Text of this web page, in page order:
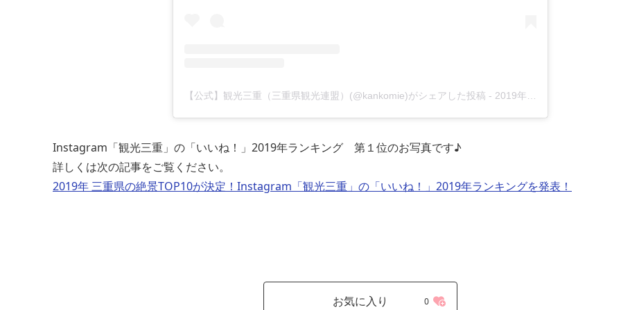
【公式】観光三重（三重県観光連盟）(@kankomie)がシェアした投稿 - 2019年 6月月6日午前4時00分PDT
Instagram「観光三重」の「いいね！」2019年ランキング 第１位のお写真です♪
詳しくは次の記事をご覧ください。
2019年 三重県の絶景TOP10が決定！Instagram「観光三重」の「いいね！」2019年ランキングを発表！
お気に入り 0